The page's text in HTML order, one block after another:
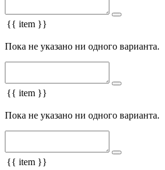
{{ item }}
Пока не указано ни одного варианта.
{{ item }}
Пока не указано ни одного варианта.
{{ item }}